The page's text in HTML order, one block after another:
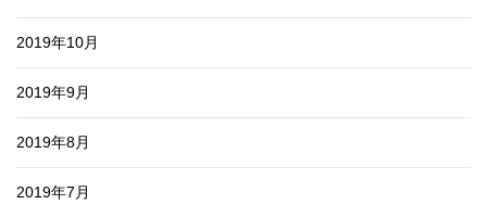
2019年10月
2019年9月
2019年8月
2019年7月